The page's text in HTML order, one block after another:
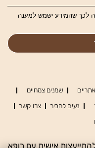
לכך שהמידע ישמש למענה
שמנים צמחיים
נעים להכיר
צרו קשר
אישית עם רופא